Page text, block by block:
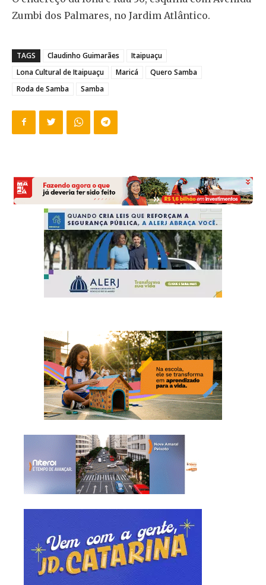
Zumbi dos Palmares, no Jardim Atlântico.
TAGS Claudinho Guimarães
Itaipuaçu
Lona Cultural de Itaipuaçu
Maricá
Quero Samba
Roda de Samba
Samba